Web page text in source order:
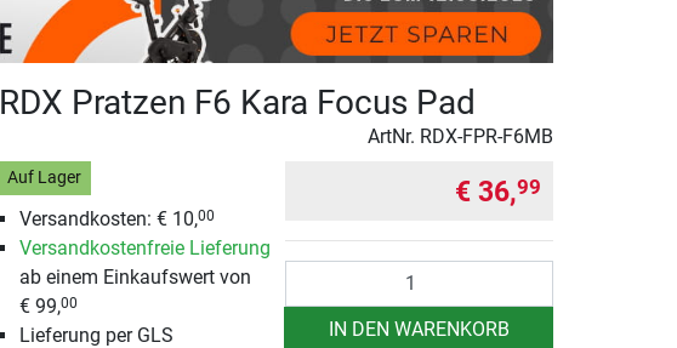
RDX Pratzen F6 Kara Focus Pad
ArtNr. RDX-FPR-F6MB
Auf Lager
Versandkosten: € 10,00
Versandkostenfreie Lieferung
ab einem Einkaufswert von
€ 99,00
Lieferung per GLS
€ 36,99
IN DEN WARENKORB